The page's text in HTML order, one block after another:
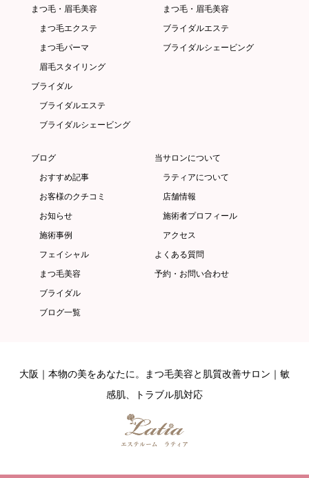
まつ毛・眉毛美容
まつ毛エクステ
まつ毛パーマ
眉毛スタイリング
ブライダル
ブライダルエステ
ブライダルシェービング
まつ毛・眉毛美容
ブライダルエステ
ブライダルシェービング
ブログ
おすすめ記事
お客様のクチコミ
お知らせ
施術事例
フェイシャル
まつ毛美容
ブライダル
ブログ一覧
当サロンについて
ラティアについて
店舗情報
施術者プロフィール
アクセス
よくある質問
予約・お問い合わせ
大阪｜本物の美をあなたに。まつ毛美容と肌質改善サロン｜敏
感肌、トラブル肌対応